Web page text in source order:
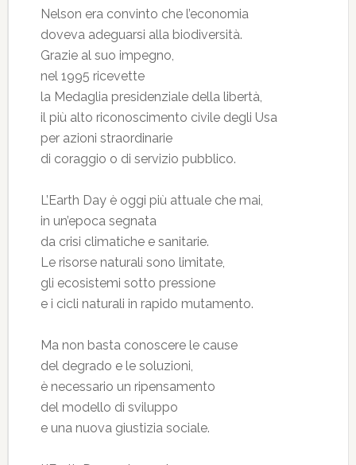
Nelson era convinto che l’economia
doveva adeguarsi alla biodiversità.
Grazie al suo impegno,
nel 1995 ricevette
la Medaglia presidenziale della libertà,
il più alto riconoscimento civile degli Usa
per azioni straordinarie
di coraggio o di servizio pubblico.
L’Earth Day è oggi più attuale che mai,
in un’epoca segnata
da crisi climatiche e sanitarie.
Le risorse naturali sono limitate,
gli ecosistemi sotto pressione
e i cicli naturali in rapido mutamento.
Ma non basta conoscere le cause
del degrado e le soluzioni,
è necessario un ripensamento
del modello di sviluppo
e una nuova giustizia sociale.